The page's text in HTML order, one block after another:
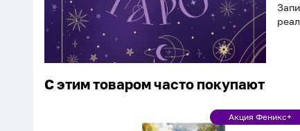
С этим товаром часто покупают
Акция
Акция Феникс+